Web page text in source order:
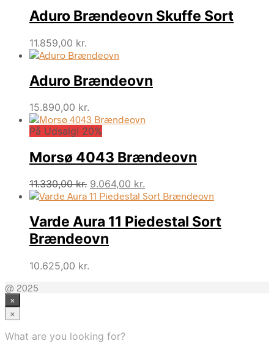
Aduro Brændeovn Skuffe Sort
11.859,00 kr.
Aduro Brændeovn
15.890,00 kr.
På Udsalg! 20%
Morsø 4043 Brændeovn
11.330,00kr. Den
oprindelige
var:
11.330,00 kr..
9.064,00 kr.
aktuelle
er:
9.064,00 kr..
Varde Aura 11 Piedestal Sort
Brændeovn
10.625,00 kr.
@ 2025
×
×
What are you looking for?